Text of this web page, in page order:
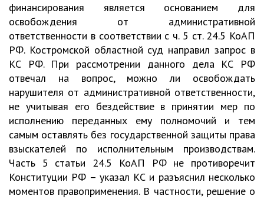
финансирования является основанием для
освобождения от административной
ответственности в соответствии с ч. 5 ст. 24.5 КоАП
РФ. Костромской областной суд направил запрос в
КС РФ. При рассмотрении данного дела КС РФ
отвечал на вопрос, можно ли освобождать
нарушителя от административной ответственности,
не учитывая его бездействие в принятии мер по
исполнению переданных ему полномочий и тем
самым оставлять без государственной защиты права
взыскателей по исполнительным производствам.
Часть 5 статьи 24.5 КоАП РФ не противоречит
Конституции РФ – указал КС и разъяснил несколько
моментов правоприменения. В частности, решение о